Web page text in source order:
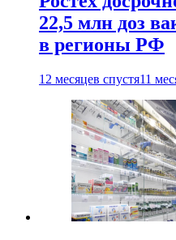
22,5 млн доз
в регионы РФ
12 месяцев спустя11